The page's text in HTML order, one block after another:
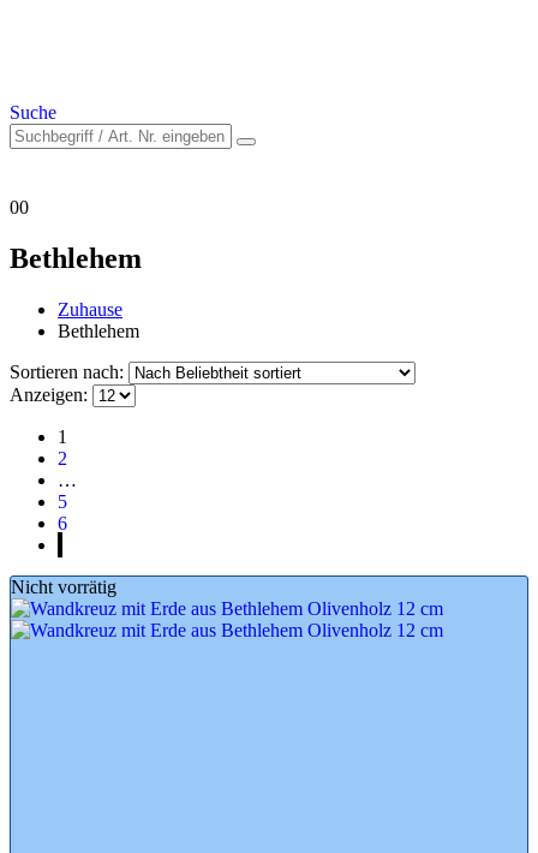
Suche
00
Bethlehem
Zuhause
Bethlehem
Sortieren nach:
Anzeigen:
1
2
…
5
6
Nicht vorrätig